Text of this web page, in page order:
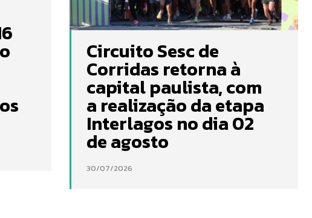
Circuito Sesc de
Corridas retorna à
capital paulista, com
a realização da etapa
Interlagos no dia 02
de agosto
30/07/2026